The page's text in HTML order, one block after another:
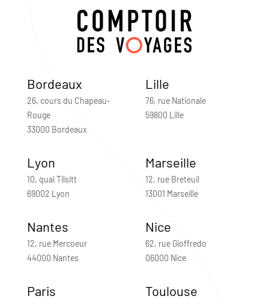
Bordeaux
26, cours du Chapeau-
Rouge
33000 Bordeaux
Lille
76, rue Nationale
59800 Lille
Lyon
10, quai Tilsitt
69002 Lyon
Marseille
12, rue Breteuil
13001 Marseille
Nantes
12, rue Mercoeur
44000 Nantes
Nice
62, rue Gioffredo
06000 Nice
Paris Toulouse